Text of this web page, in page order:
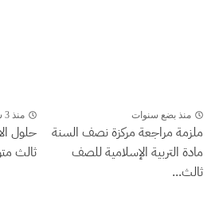
منذ بضع سنوات
ملزمة مراجعة مركزة نصف السنة
مادة التربية الإسلامية للصف
ثالث...
منذ 3 سنة
حلول
ثالث متوسط